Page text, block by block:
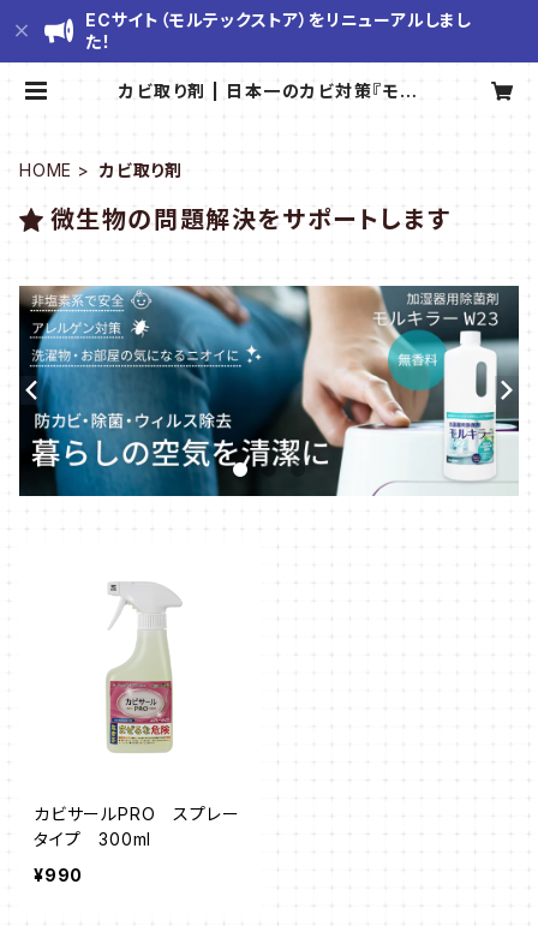
ECサイト（モルテックストア）をリニューアルしまし
た！
カビ取り剤 | 日本一のカビ対策『モル
HOME カビ取り剤
微生物の問題解決をサポートします
カビサールPRO スプレー
タイプ 300ml
¥990